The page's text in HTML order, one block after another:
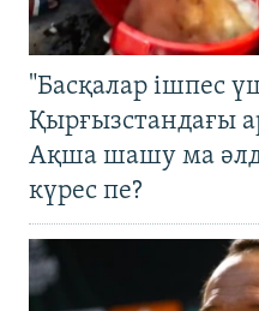
"Басқалар ішпес
Қырғызстандағы
Ақша шашу ма
күрес пе?